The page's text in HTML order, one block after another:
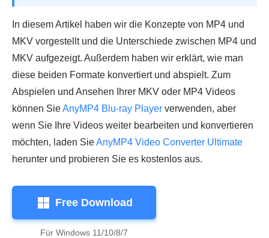
In diesem Artikel haben wir die Konzepte von MP4 und
MKV vorgestellt und die Unterschiede zwischen MP4 und
MKV aufgezeigt. Außerdem haben wir erklärt, wie man
diese beiden Formate konvertiert und abspielt. Zum
Abspielen und Ansehen Ihrer MKV oder MP4 Videos
können SieAnyMP4 Blu-ray Player verwenden, aber
wenn Sie Ihre Videos weiter bearbeiten und konvertieren
möchten, laden SieAnyMP4 Video Converter Ultimate
herunter und probieren Sie es kostenlos aus.
Free Download
Für Windows 11/10/8/7